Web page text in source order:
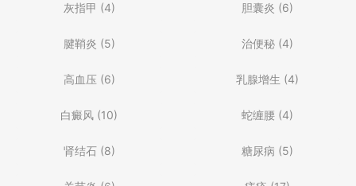
灰指甲 (4) 胆囊炎 (6)
腱鞘炎 (5) 治便秘(4)
高血压(6) 乳腺增生 (4)
白癜风 (10) 蛇缠腰(4)
肾结石(8) 糖尿病 (5)